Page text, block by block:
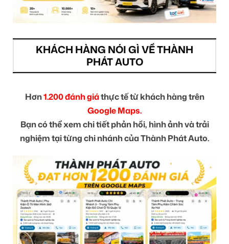
KHÁCH HÀNG NÓI GÌ VỀ THÀNH
PHÁT AUTO
Hơn1.200 đánh giáthực tế từ khách hàng trên
Google Maps.
Bạn có thể xem chi tiết phản hồi, hình ảnh và trải
nghiệm tại từng chi nhánh của Thành Phát Auto.